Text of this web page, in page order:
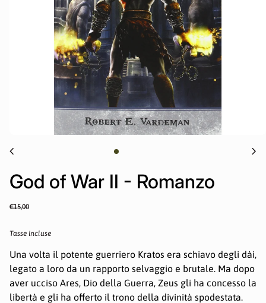
chevron_left chevron_right
God of War II - Romanzo
Prezzo normale
€15,00
Sale price
Tasse incluse
Una volta il potente guerriero Kratos era schiavo degli dài,
legato a loro da un rapporto selvaggio e brutale. Ma dopo
aver ucciso Ares, Dio della Guerra, Zeus gli ha concesso la
libertà e gli ha offerto il trono della divinità spodestata.